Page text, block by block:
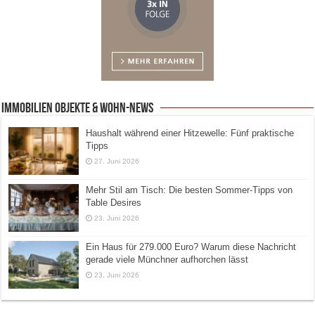
Immobilien Objekte & Wohn-News
Haushalt während einer Hitzewelle: Fünf praktische
Tipps
27. Juni 2026
Mehr Stil am Tisch: Die besten Sommer-Tipps von
Table Desires
23. Juni 2026
Ein Haus für 279.000 Euro? Warum diese Nachricht
gerade viele Münchner aufhorchen lässt
23. Juni 2026